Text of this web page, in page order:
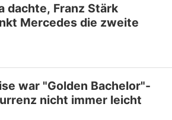
dachte, Franz Stärk
Mercedes die zweite
war "Golden Bachelor"-
nicht immer leicht